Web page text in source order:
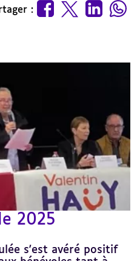
:
2025
s'est avéré positif